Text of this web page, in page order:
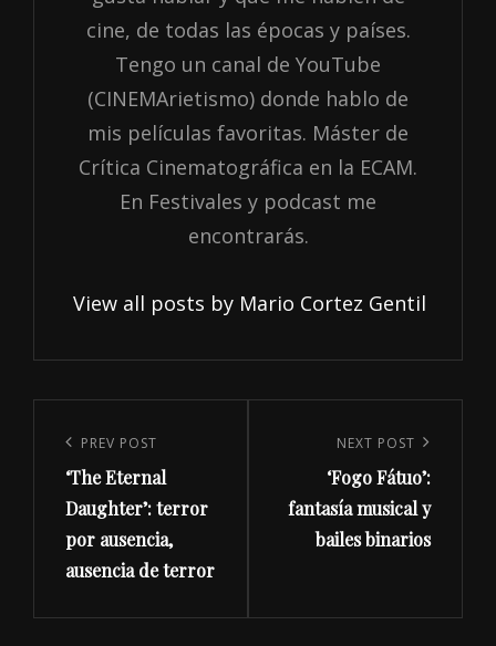
cine, de todas las épocas y países.
Tengo un canal de YouTube
(CINEMArietismo) donde hablo de
mis películas favoritas. Máster de
Crítica Cinematográfica en la ECAM.
En Festivales y podcast me
encontrarás.
View all posts by Mario Cortez Gentil
entradas
Previous
Post
PREV POST
‘The Eternal
Daughter’: terror
por ausencia,
ausencia de terror
NEXT POST
‘Fogo Fátuo’:
fantasía musical y
bailes binarios